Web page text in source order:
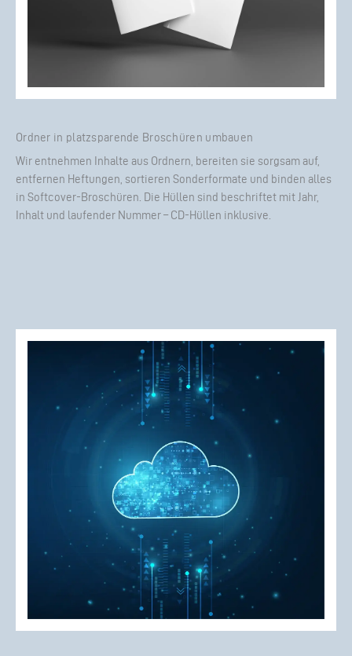
Ordner in platzsparende Broschüren umbauen
Wir entnehmen Inhalte aus Ordnern, bereiten sie sorgsam auf,
entfernen Heftungen, sortieren Sonderformate und binden alles
in Softcover-Broschüren. Die Hüllen sind beschriftet mit Jahr,
Inhalt und laufender Nummer – CD-Hüllen inklusive.